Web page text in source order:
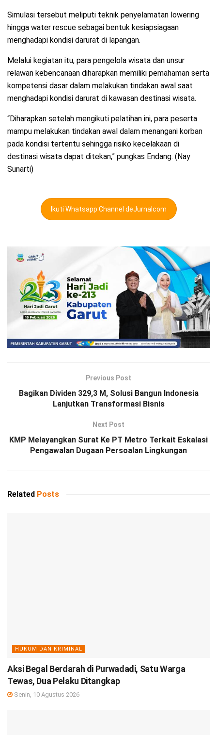
Simulasi tersebut meliputi teknik penyelamatan lowering
hingga water rescue sebagai bentuk kesiapsiagaan
menghadapi kondisi darurat di lapangan.
Melalui kegiatan itu, para pengelola wisata dan unsur
relawan kebencanaan diharapkan memiliki pemahaman serta
kompetensi dasar dalam melakukan tindakan awal saat
menghadapi kondisi darurat di kawasan destinasi wisata.
“Diharapkan setelah mengikuti pelatihan ini, para peserta
mampu melakukan tindakan awal dalam menangani korban
pada kondisi tertentu sehingga risiko kecelakaan di
destinasi wisata dapat ditekan,” pungkas Endang. (Nay
Sunarti)
Ikuti Whatsapp Channel deJurnalcom
Previous Post
Bagikan Dividen 329,3 M, Solusi Bangun Indonesia
Lanjutkan Transformasi Bisnis
Next Post
KMP Melayangkan Surat Ke PT Metro Terkait Eskalasi
Pengawalan Dugaan Persoalan Lingkungan
Related Posts
HUKUM DAN KRIMINAL
Aksi Begal Berdarah di Purwadadi, Satu Warga
Tewas, Dua Pelaku Ditangkap
Senin, 10 Agustus 2026